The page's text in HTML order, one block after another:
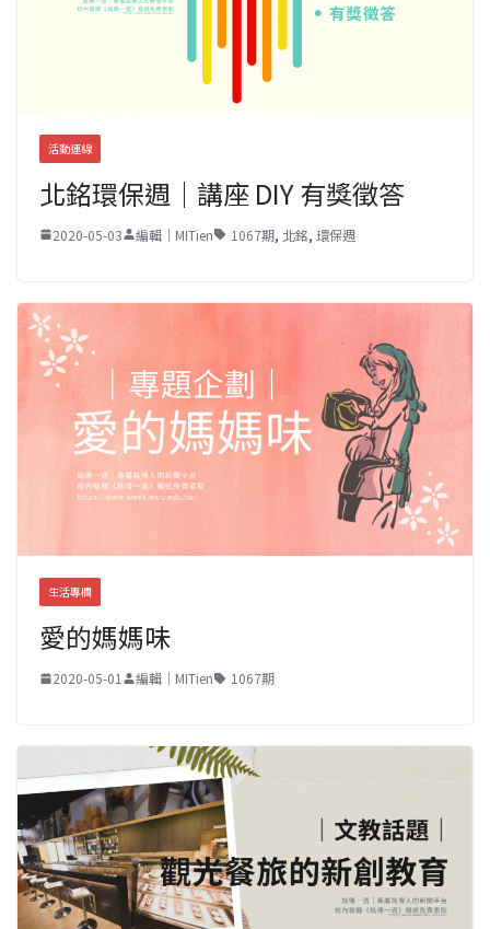
活動連線
北銘環保週｜講座 DIY 有獎徵答
2020-05-03 編輯｜MITien 1067期, 北銘, 環保週
生活專欄
愛的媽媽味
2020-05-01 編輯｜MITien 1067期